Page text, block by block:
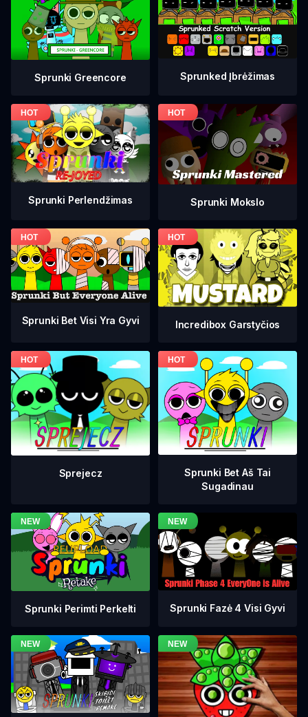
Sprunki Greencore Sprunked Įbrėžimas
Sprunki Perlendžimas Sprunki Mokslo
Sprunki Bet Visi Yra Gyvi Incredibox Garstyčios
Sprejecz
Sprunki Bet Aš Tai
Sugadinau
Sprunki Perimti Perkelti Sprunki Fazė 4 Visi Gyvi